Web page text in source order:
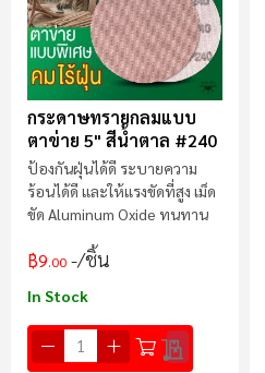
กระดาษทรายกลมแบบ
ตาข่าย 5" สีน้ำตาล #240
ป้องกันฝุ่นได้ดี ระบายความ
ร้อนได้ดี และให้แรงขัดที่สูง เม็ด
ขัด Aluminum Oxide ทนทาน
฿9.00 /ชิ้น
In Stock